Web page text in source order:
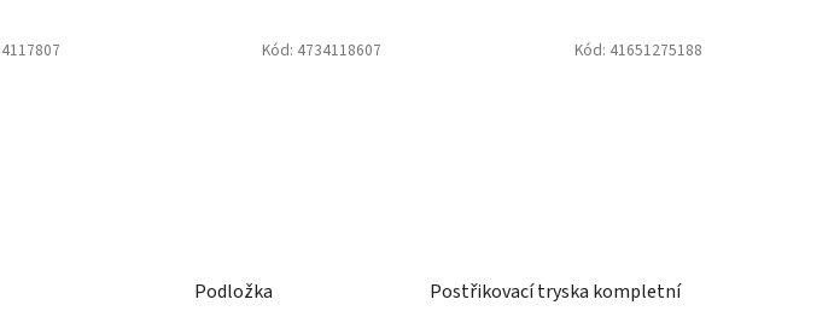
Podložka
Kód: 4734118607
Postřikovací tryska kompletní
Kód: 41651275188